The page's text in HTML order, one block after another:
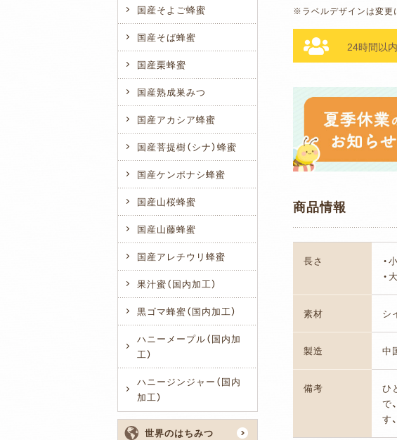
24時間以
商品情報
長さ
・
・
素材 シ
製造 中
備考
ひ
で
す
国産そよご蜂蜜
国産そば蜂蜜
国産栗蜂蜜
国産熟成巣みつ
国産アカシア蜂蜜
国産菩提樹（シナ）蜂蜜
国産ケンポナシ蜂蜜
国産山桜蜂蜜
国産山藤蜂蜜
国産アレチウリ蜂蜜
果汁蜜（国内加工）
黒ゴマ蜂蜜（国内加工）
ハニーメープル（国内加
工）
ハニージンジャー（国内
加工）
世界のはちみつ